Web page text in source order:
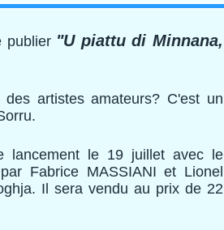
publier "U piattu di Minnana,
artistes amateurs? C'est un
lancement le 19 juillet avec le
Fabrice MASSIANI et Lionel
Il sera vendu au prix de 22